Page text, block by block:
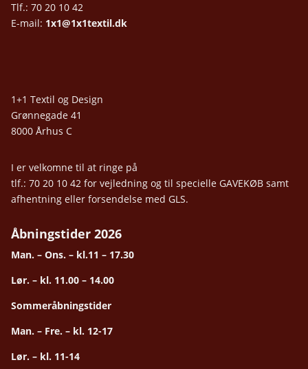
Tlf.: 70 20 10 42
E-mail: 1x1@1x1textil.dk
1+1 Textil og Design
Grønnegade 41
8000 Århus C
I er velkomne til at ringe på
tlf.: 70 20 10 42 for vejledning og til specielle GAVEKØB samt
afhentning eller forsendelse med GLS.
Åbningstider 2026
Man. – Ons. – kl.11 – 17.30
Lør. – kl. 11.00 – 14.00
Sommeråbningstider
Man. – Fre. – kl. 12-17
Lør. – kl. 11-14